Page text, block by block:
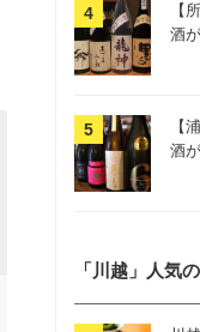
【
酒
【
酒
「川越」人気